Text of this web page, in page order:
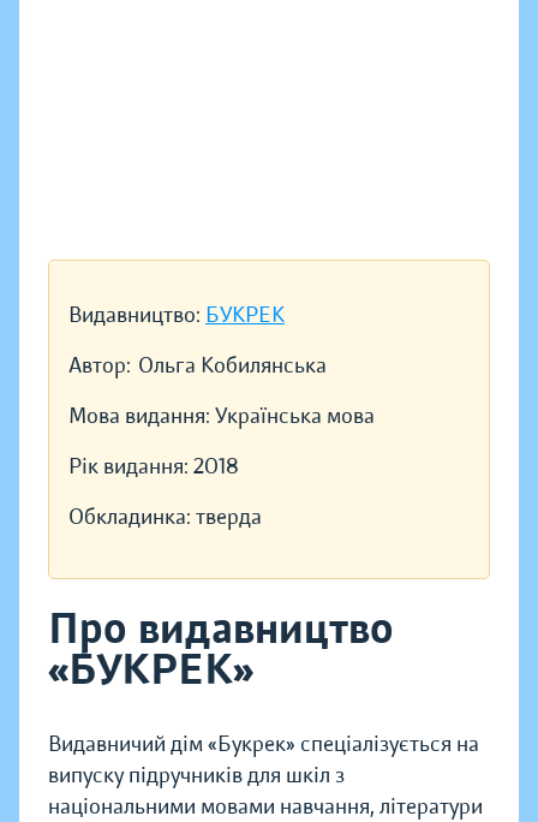
Видавництво: БУКРЕК
Автор: Ольга Кобилянська
Мова видання: Українська мова
Рік видання: 2018
Обкладинка: тверда
Про видавництво
«БУКРЕК»
Видавничий дім «Букрек» спеціалізується на
випуску підручників для шкіл з
національними мовами навчання, літератури